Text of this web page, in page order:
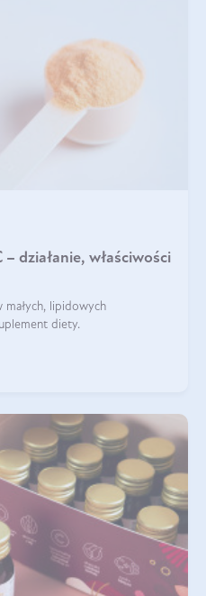
działanie, właściwości
małych, lipidowych
diety.